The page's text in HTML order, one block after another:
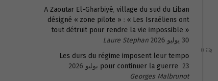
A Zaoutar El-Gharbiyé, village du sud du Liban
désigné « zone pilote » : « Les Israéliens ont
tout détruit pour rendre la vie impossible »
30 يوليو 2026
Laure Stephan
Les durs du régime imposent leur tempo
pour continuer la guerre 23 يوليو 2026
Georges Malbrunot